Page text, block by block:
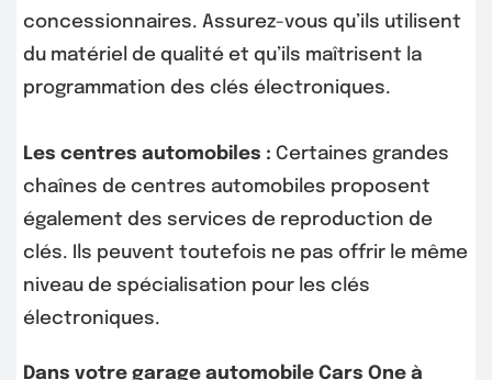
concessionnaires. Assurez-vous qu’ils utilisent
du matériel de qualité et qu’ils maîtrisent la
programmation des clés électroniques.
Les centres automobiles : Certaines grandes
chaînes de centres automobiles proposent
également des services de reproduction de
clés. Ils peuvent toutefois ne pas offrir le même
niveau de spécialisation pour les clés
électroniques.
Dans votre garage automobile Cars One à